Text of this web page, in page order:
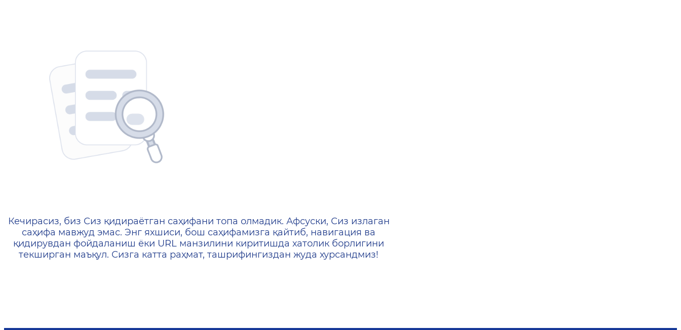
404 — Страница не найдена
Кечирасиз, биз Сиз қидираётган саҳифани топа олмадик. Афсуски, Сиз излаган
саҳифа мавжуд эмас. Энг яхшиси, бош саҳифамизга қайтиб, навигация ва
қидирувдан фойдаланиш ёки URL манзилини киритишда хатолик борлигини
текширган маъқул. Сизга катта раҳмат, ташрифингиздан жуда хурсандмиз!